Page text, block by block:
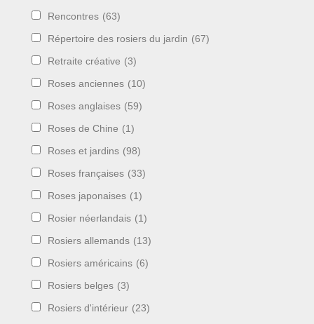
Rencontres (63)
Répertoire des rosiers du jardin (67)
Retraite créative (3)
Roses anciennes (10)
Roses anglaises (59)
Roses de Chine (1)
Roses et jardins (98)
Roses françaises (33)
Roses japonaises (1)
Rosier néerlandais (1)
Rosiers allemands (13)
Rosiers américains (6)
Rosiers belges (3)
Rosiers d'intérieur (23)